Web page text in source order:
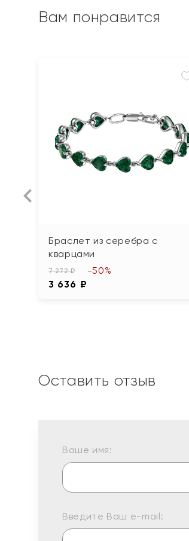
Вам понравится
Браслет из серебра с
кварцами
7 272 ₽
3 636 ₽
-50%
Оставить отзыв
Ваше имя:
Введите Ваш e-mail: